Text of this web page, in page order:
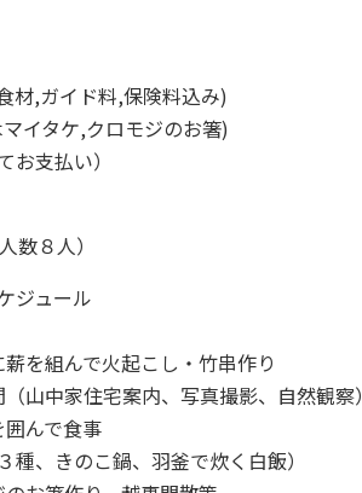
材,ガイド料,保険料込み)
イタケ,クロモジのお箸)
お支払い）
数８人）
ジュール
を組んで火起こし・竹串作り
山中家住宅案内、写真撮影、自然観察）
んで食事
種、きのこ鍋、羽釜で炊く白飯）